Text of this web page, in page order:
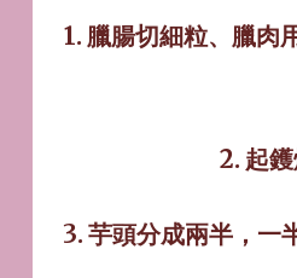
1. 臘腸切細粒、臘肉
2. 起
3. 芋頭分成兩半，一